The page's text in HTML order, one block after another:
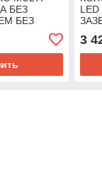
БЕЗ
БЕЗ
3